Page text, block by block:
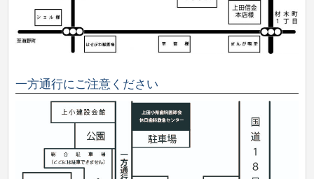
一方通行にご注意ください